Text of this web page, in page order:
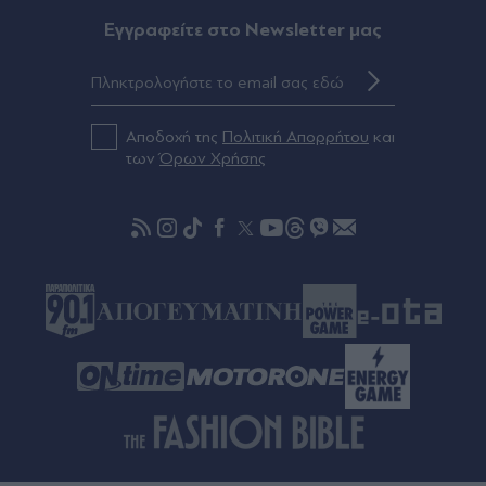
Ο "κόκκινος θησαυρός" της Μεσογείου - Γιατί
όλοι κυνηγούν αυτά τα κοράλλια
Πριν 36 λεπτά
εσένα, είναι σαν να μην είναι γιορτές" - Τα πρώτα
γενέθλια χωρίς τον πατέρα του και το
Eγγραφείτε στο Newsletter μας
Αποδοχή της Πολιτική Απορρήτου και
τωνΌρων Χρήσης